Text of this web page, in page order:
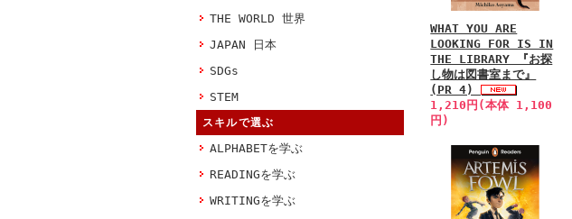
THE WORLD 世界
JAPAN 日本
SDGs
STEM
スキルで選ぶ
ALPHABETを学ぶ
READINGを学ぶ
WRITINGを学ぶ
WHAT YOU ARE
LOOKING FOR IS IN
THE LIBRARY 『お探
し物は図書室まで』
(PR 4)
1,210円(本体 1,100
円)